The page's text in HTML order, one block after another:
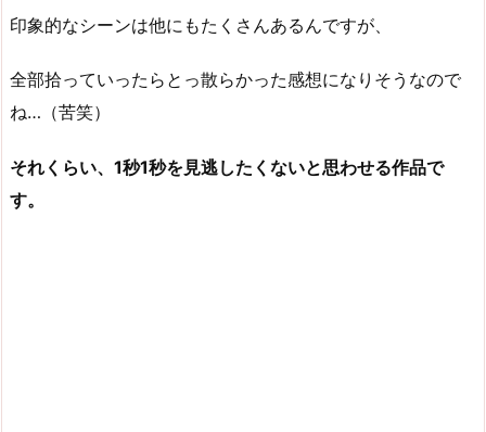
印象的なシーンは他にもたくさんあるんですが、
全部拾っていったらとっ散らかった感想になりそうなので
ね…（苦笑）
それくらい、1秒1秒を見逃したくないと思わせる作品で
す。